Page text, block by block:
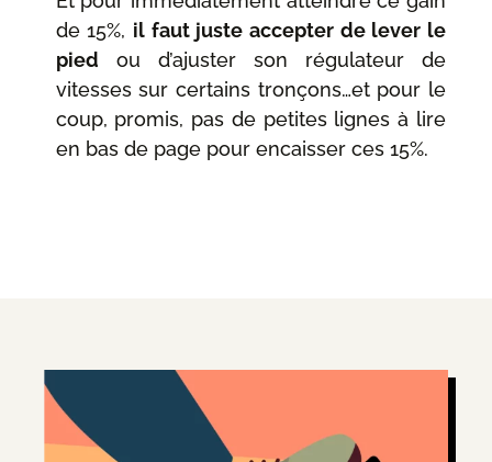
de 15%, il faut juste accepter de lever le
pied ou d’ajuster son régulateur de
vitesses sur certains tronçons…et pour le
coup, promis, pas de petites lignes à lire
en bas de page pour encaisser ces 15%.